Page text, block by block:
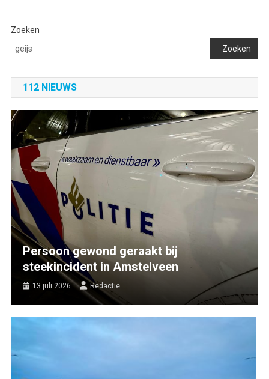
Zoeken
Zoeken
112 NIEUWS
Persoon gewond geraakt bij
steekincident in Amstelveen
13 juli 2026 Redactie